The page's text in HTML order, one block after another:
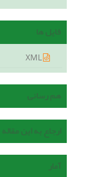
فایل ها
هم رسانی
ارجاع به این مقاله
آمار